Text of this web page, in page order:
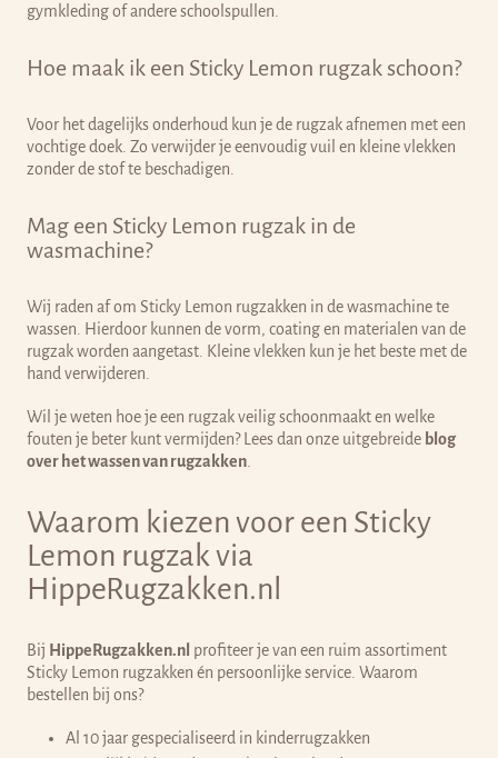
gymkleding of andere schoolspullen.
Hoe maak ik een Sticky Lemon rugzak schoon?
Voor het dagelijks onderhoud kun je de rugzak afnemen met een
vochtige doek. Zo verwijder je eenvoudig vuil en kleine vlekken
zonder de stof te beschadigen.
Mag een Sticky Lemon rugzak in de
wasmachine?
Wij raden af om Sticky Lemon rugzakken in de wasmachine te
wassen. Hierdoor kunnen de vorm, coating en materialen van de
rugzak worden aangetast. Kleine vlekken kun je het beste met de
hand verwijderen.
Wil je weten hoe je een rugzak veilig schoonmaakt en welke
fouten je beter kunt vermijden? Lees dan onze uitgebreide blog
over het wassen van rugzakken
Waarom kiezen voor een Sticky
Lemon rugzak via
HippeRugzakken.nl
Bij HippeRugzakken.nl profiteer je van een ruim assortiment
Sticky Lemon rugzakken én persoonlijke service. Waarom
bestellen bij ons?
Al 10 jaar gespecialiseerd in kinderrugzakken